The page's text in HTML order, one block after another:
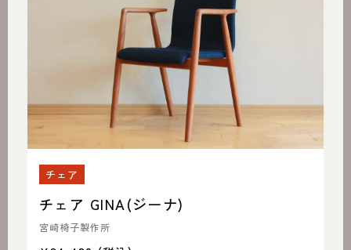
チェア
チェア GINA(ジーナ)
宮崎椅子製作所